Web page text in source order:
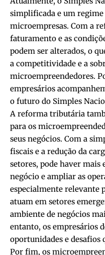
simplificada e um
microempresas. Com a
faturamento e as
podem ser alterados, o
a competitividade e a
microempreendedores.
empresários
o futuro do Simples
A reforma tributária
para os
seus negócios. Com a
fiscais e a redução da
setores, pode haver
negócio e ampliar as
especialmente relevante
atuam em setores
ambiente de negócios
entanto, os empresários
oportunidades e desafios
Por fim, os